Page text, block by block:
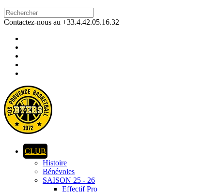
Contactez-nous au +33.4.42.05.16.32
CLUB
Histoire
Bénévoles
SAISON 25 - 26
Effectif Pro